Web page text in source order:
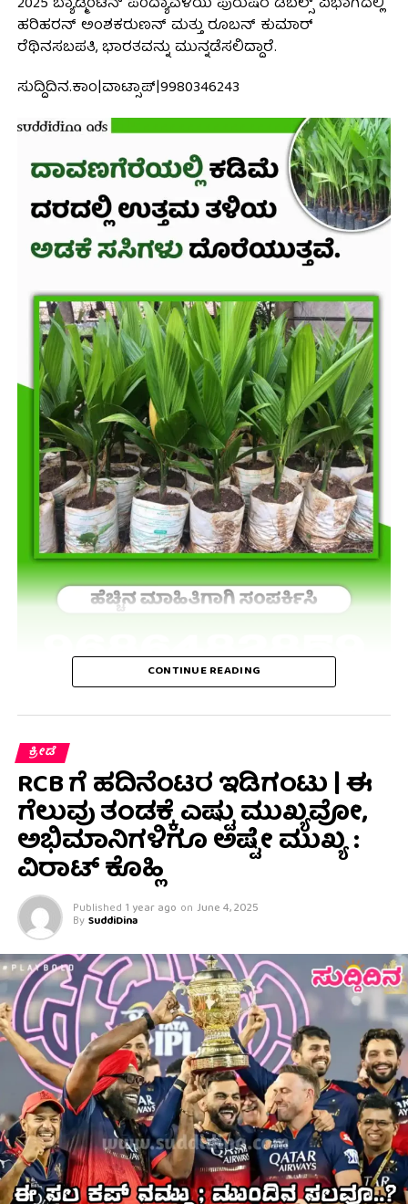
ಹರಿಹರನ್ ಅಂಶಕರುಣನ್ ಮತ್ತು ರೂಬನ್ ಕುಮಾರ್
ರೆಥಿನಸಬಪತಿ, ಭಾರತವನ್ನು ಮುನ್ನಡೆಸಲಿದ್ದಾರೆ.
ಸುದ್ದಿದಿನ.ಕಾಂ|ವಾಟ್ಸಾಪ್|9980346243
CONTINUE READING
ಕ್ರೀಡೆ
RCB ಗೆ ಹದಿನೆಂಟರ ಇಡಿಗಂಟು | ಈ
ಗೆಲುವು ತಂಡಕ್ಕೆ ಎಷ್ಟು ಮುಖ್ಯವೋ,
ಅಭಿಮಾನಿಗಳಿಗೂ ಅಷ್ಟೇ ಮುಖ್ಯ :
ವಿರಾಟ್ ಕೊಹ್ಲಿ
Published 1 year ago on June 4, 2025
By SuddiDina